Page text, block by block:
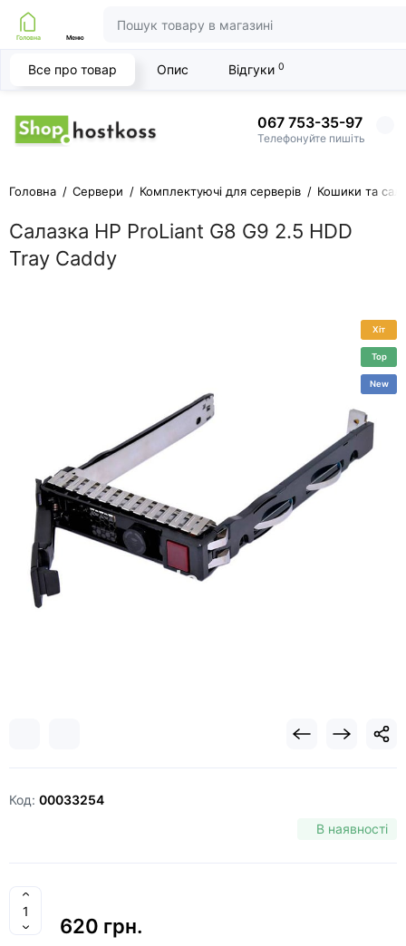
067 753-35-97
Телефонуйте пишіть
Головна Меню
Головна Сервери Комплектуючі для серверів Кошики та
Салазка HP ProLiant G8 G9 2.5 HDD
Tray Caddy
Все про товар Опис Відгуки 0
Хіт
Top
New
Код: 00033254
В наявності
620 грн.